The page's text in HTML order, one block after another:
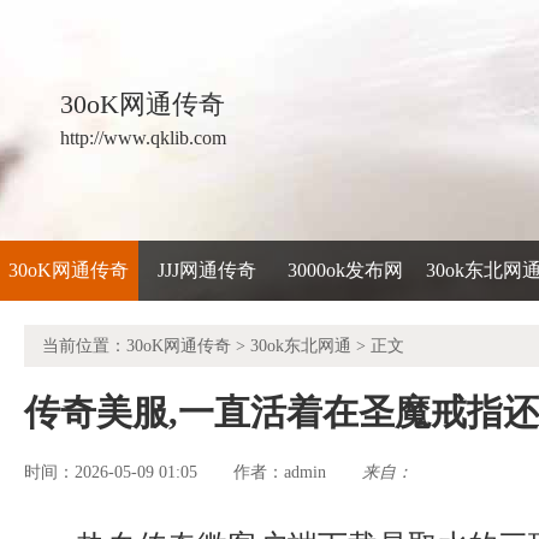
30oK网通传奇
http://www.qklib.com
30oK网通传奇 JJJ网通传奇 3000ok发布网 30ok东北网
当前位置： 30oK网通传奇 > 30ok东北网通 > 正文
传奇美服,一直活着在圣魔戒指
时间：2026-05-09 01:05 作者： admin 来自：